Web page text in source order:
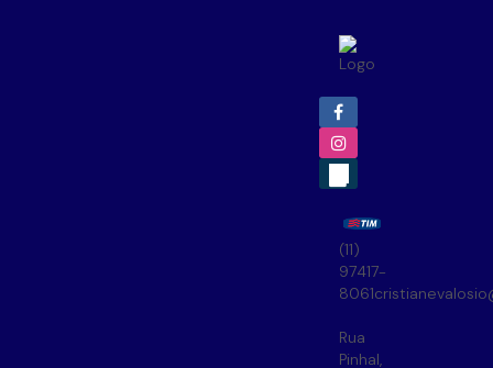
(11)
97417-
8061
Rua
Pinhal,